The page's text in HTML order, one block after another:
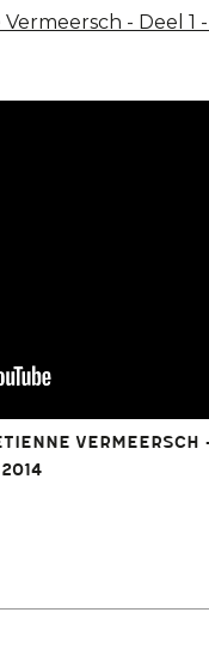
- Deel 1
Vermeersch